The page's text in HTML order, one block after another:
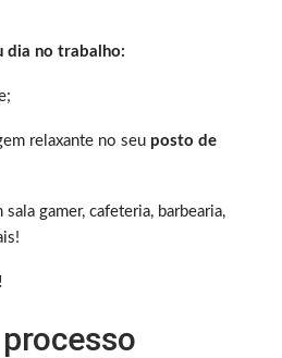
dia no trabalho:
relaxante no seu posto de
gamer, cafeteria, barbearia,